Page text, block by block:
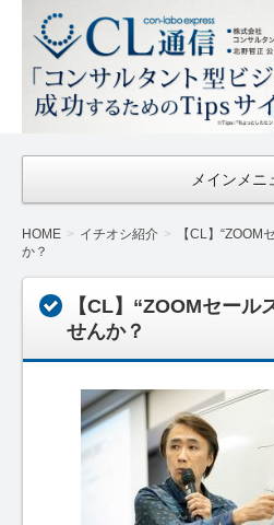
CL通信
｜Con-
Labo
メインメニ
HOME イチオシ紹介
【CL】“ZOOM
か？
【CL】“ZOOMセール
せんか？